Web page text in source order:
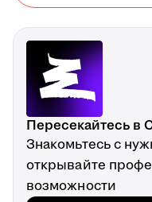
Пересекайтесь в
Знакомьтесь с
открывайте
возможности